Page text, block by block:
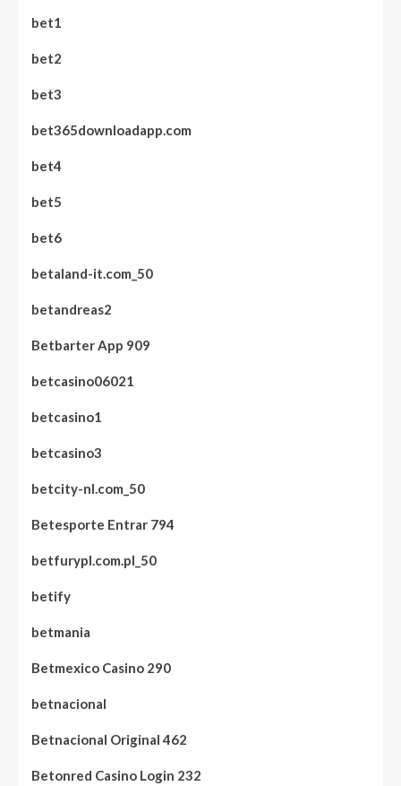
bet1
bet2
bet3
bet365downloadapp.com
bet4
bet5
bet6
betaland-it.com_50
betandreas2
Betbarter App 909
betcasino06021
betcasino1
betcasino3
betcity-nl.com_50
Betesporte Entrar 794
betfurypl.com.pl_50
betify
betmania
Betmexico Casino 290
betnacional
Betnacional Original 462
Betonred Casino Login 232